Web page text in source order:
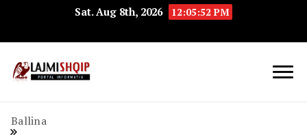
Sat. Aug 8th, 2026 12:05:53 PM
Ballina